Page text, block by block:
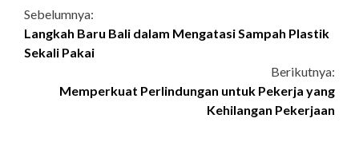
Continue
Reading
Sebelumnya:
Langkah Baru Bali dalam Mengatasi Sampah Plastik
Sekali Pakai
Berikutnya:
Memperkuat Perlindungan untuk Pekerja yang
Kehilangan Pekerjaan